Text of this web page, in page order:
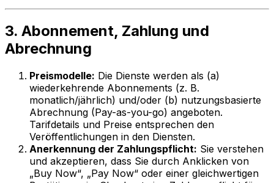
3. Abonnement, Zahlung und
Abrechnung
Preismodelle: Die Dienste werden als (a)
wiederkehrende Abonnements (z. B.
monatlich/jährlich) und/oder (b) nutzungsbasierte
Abrechnung (Pay-as-you-go) angeboten.
Tarifdetails und Preise entsprechen den
Veröffentlichungen in den Diensten.
Anerkennung der Zahlungspflicht: Sie verstehen
und akzeptieren, dass Sie durch Anklicken von
„Buy Now“, „Pay Now“ oder einer gleichwertigen